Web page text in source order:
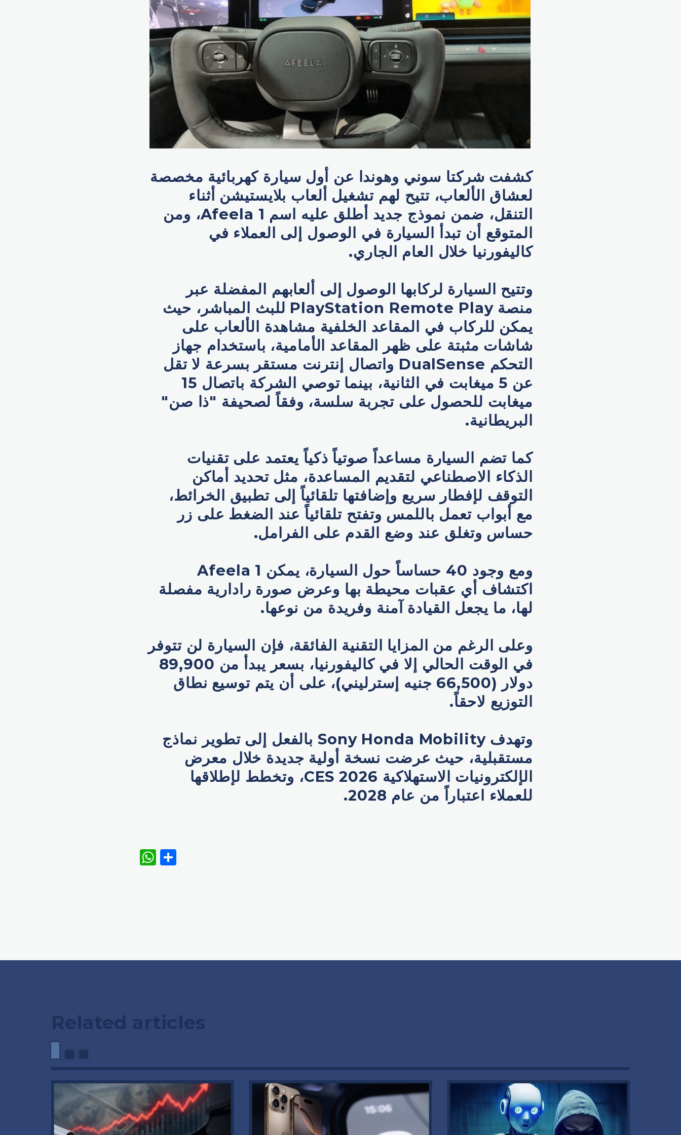
كشفت شركتا سوني وهوندا عن أول سيارة كهربائية مخصصة
لعشاق الألعاب، تتيح لهم تشغيل ألعاب بلايستيشن أثناء
التنقل، ضمن نموذج جديد أطلق عليه اسم Afeela 1، ومن
المتوقع أن تبدأ السيارة في الوصول إلى العملاء في
كاليفورنيا خلال العام الجاري.
وتتيح السيارة لركابها الوصول إلى ألعابهم المفضلة عبر
منصة PlayStation Remote Play للبث المباشر، حيث
يمكن للركاب في المقاعد الخلفية مشاهدة الألعاب على
شاشات مثبتة على ظهر المقاعد الأمامية، باستخدام جهاز
التحكم DualSense واتصال إنترنت مستقر بسرعة لا تقل
عن 5 ميغابت في الثانية، بينما توصي الشركة باتصال 15
ميغابت للحصول على تجربة سلسة، وفقاً لصحيفة "ذا صن"
البريطانية.
كما تضم السيارة مساعداً صوتياً ذكياً يعتمد على تقنيات
الذكاء الاصطناعي لتقديم المساعدة، مثل تحديد أماكن
التوقف لإفطار سريع وإضافتها تلقائياً إلى تطبيق الخرائط،
مع أبواب تعمل باللمس وتفتح تلقائياً عند الضغط على زر
حساس وتغلق عند وضع القدم على الفرامل.
ومع وجود 40 حساساً حول السيارة، يمكن Afeela 1
اكتشاف أي عقبات محيطة بها وعرض صورة رادارية مفصلة
لها، ما يجعل القيادة آمنة وفريدة من نوعها.
وعلى الرغم من المزايا التقنية الفائقة، فإن السيارة لن تتوفر
في الوقت الحالي إلا في كاليفورنيا، بسعر يبدأ من 89,900
دولار (66,500 جنيه إسترليني)، على أن يتم توسيع نطاق
التوزيع لاحقاً.
وتهدف Sony Honda Mobility بالفعل إلى تطوير نماذج
مستقبلية، حيث عرضت نسخة أولية جديدة خلال معرض
الإلكترونيات الاستهلاكية CES 2026، وتخطط لإطلاقها
للعملاء اعتباراً من عام 2028.
WhatsApp
Related articles